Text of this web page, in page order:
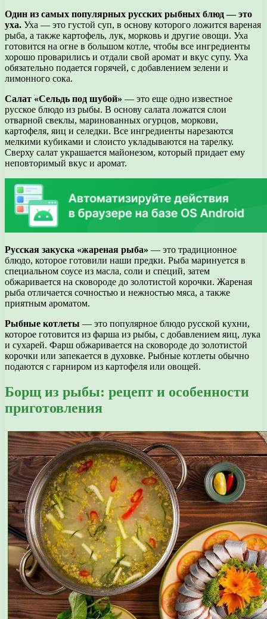
Один из самых популярных русских рыбных блюд — это
уха. Уха — это густой суп, в основу которого ложится вареная
рыба, а также картофель, лук, морковь и другие овощи. Уха
готовится на огне в большом котле, чтобы все ингредиенты
хорошо проварились и отдали свой аромат и вкус супу. Уха
обязательно подается горячей, с добавлением зелени и
лимонного сока.
Салат «Сельдь под шубой» — это еще одно известное
русское блюдо из рыбы. В основу салата ложатся слои
отварной свеклы, маринованных огурцов, моркови,
картофеля, яиц и селедки. Все ингредиенты нарезаются
мелкими кубиками и слоисто укладываются на тарелку.
Сверху салат украшается майонезом, который придает ему
неповторимый вкус и аромат.
Русская закуска «жареная рыба» — это традиционное
блюдо, которое готовили наши предки. Рыба маринуется в
специальном соусе из масла, соли и специй, затем
обжаривается на сковороде до золотистой корочки. Жареная
рыба отличается сочностью и нежностью мяса, а также
приятным ароматом.
Рыбные котлеты — это популярное блюдо русской кухни,
которое готовится из фарша из рыбы, с добавлением яиц, лука
и сухарей. Фарш обжаривается на сковороде до золотистой
корочки или запекается в духовке. Рыбные котлеты обычно
подаются с гарниром из картофеля или овощей.
Борщ из рыбы: рецепт и особенности
приготовления